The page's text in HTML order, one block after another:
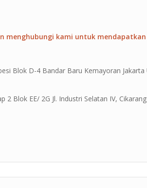
menghubungi kami untuk
Blok D-4 Bandar Baru Kemayoran
2 Blok EE/ 2G Jl. Industri Selatan IV,